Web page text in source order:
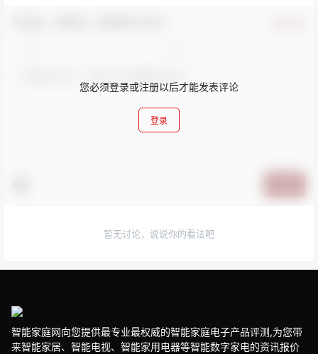
您必须登录或注册以后才能发表评论
登录
暂无讨论，说说你的看法吧
智能家庭网向您提供最专业最权威的智能家庭电子产品评测,为您带
来智能家居、智能电视、智能家用电器等智能数字家电的资讯报价